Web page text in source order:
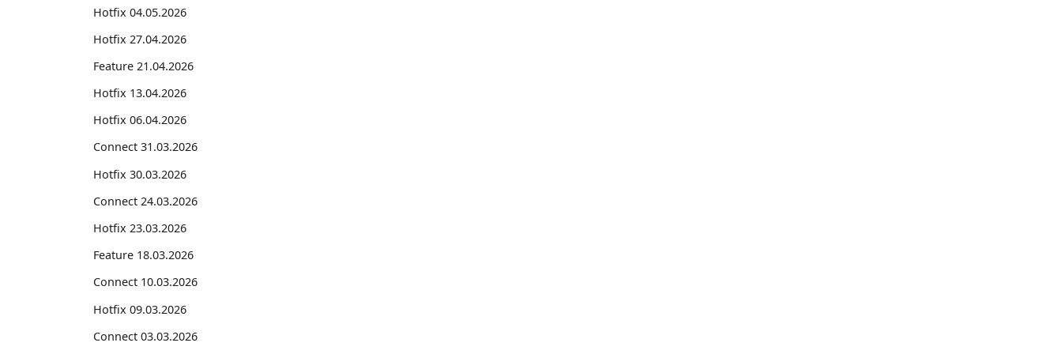
Hotfix 04.05.2026
Hotfix 27.04.2026
Feature 21.04.2026
Hotfix 13.04.2026
Hotfix 06.04.2026
Connect 31.03.2026
Hotfix 30.03.2026
Connect 24.03.2026
Hotfix 23.03.2026
Feature 18.03.2026
Connect 10.03.2026
Hotfix 09.03.2026
Connect 03.03.2026